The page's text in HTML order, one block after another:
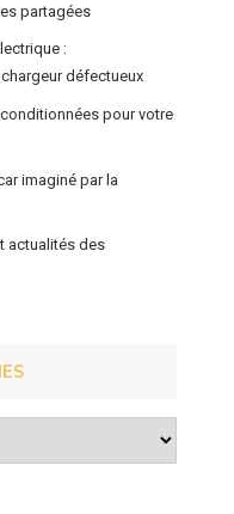
partagées
:
défectueux
pour votre
imaginé par la
actualités des